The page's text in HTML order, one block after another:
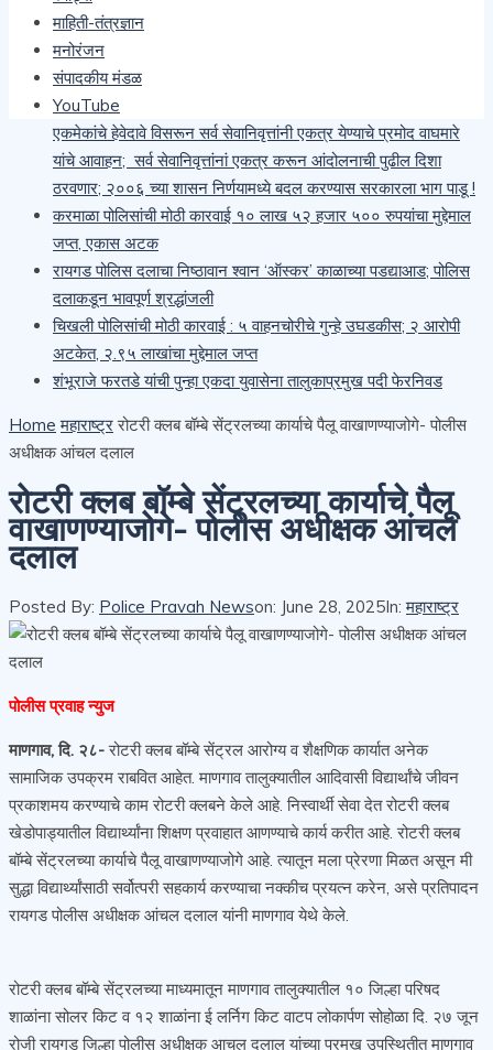
माहिती-तंत्रज्ञान
मनोरंजन
संपादकीय मंडळ
YouTube
खैराच्या सोलीव लाकडाची अवैध वाहतूक करणाऱ्या चौघांवर वनविभागाची
कारवाई
सेवानिवृत्त पोलीस अधिकारी, कर्मचारी यांना आरोग्य योजनेचा लाभ मिळावा
यासाठी प्रमोद वाघमारे यांचा १५ ऑगस्ट पासून महाराष्ट्र दौरा सुरू;
एकमेकांचे हेवेदावे विसरून सर्व सेवानिवृत्तांनी एकत्र येण्याचे प्रमोद वाघमारे
यांचे आवाहन; सर्व सेवानिवृत्तांनां एकत्र करून आंदोलनाची पुढील दिशा
ठरवणार; २००६ च्या शासन निर्णयामध्ये बदल करण्यास सरकारला भाग पाडू !
करमाळा पोलिसांची मोठी कारवाई १० लाख ५२ हजार ५०० रुपयांचा मुद्देमाल
जप्त, एकास अटक
रायगड पोलिस दलाचा निष्ठावान श्वान ‘ऑस्कर’ काळाच्या पडद्याआड; पोलिस
दलाकडून भावपूर्ण श्रद्धांजली
चिखली पोलिसांची मोठी कारवाई : ५ वाहनचोरीचे गुन्हे उघडकीस; २ आरोपी
अटकेत, २.९५ लाखांचा मुद्देमाल जप्त
शंभूराजे फरतडे यांची पुन्हा एकदा युवासेना तालुकाप्रमुख पदी फेरनिवड
Home महाराष्ट्र रोटरी क्लब बॉम्बे सेंट्रलच्या कार्याचे पैलू वाखाणण्याजोगे- पोलीस
अधीक्षक आंचल दलाल
रोटरी क्लब बॉम्बे सेंट्रलच्या कार्याचे पैलू
वाखाणण्याजोगे- पोलीस अधीक्षक आंचल
दलाल
Posted By: Police Pravah Newson: June 28, 2025In:महाराष्ट्र
पोलीस प्रवाह न्युज
माणगाव, दि. २८-रोटरी क्लब बॉम्बे सेंट्रल आरोग्य व शैक्षणिक कार्यात अनेक
सामाजिक उपक्रम राबवित आहेत. माणगाव तालुक्यातील आदिवासी विद्यार्थांचे जीवन
प्रकाशमय करण्याचे काम रोटरी क्लबने केले आहे. निस्वार्थी सेवा देत रोटरी क्लब
खेडोपाड्यातील विद्यार्थ्यांना शिक्षण प्रवाहात आणण्याचे कार्य करीत आहे. रोटरी क्लब
बॉम्बे सेंट्रलच्या कार्याचे पैलू वाखाणण्याजोगे आहे. त्यातून मला प्रेरणा मिळत असून मी
सुद्धा विद्यार्थ्यांसाठी सर्वोत्परी सहकार्य करण्याचा नक्कीच प्रयत्न करेन, असे प्रतिपादन
रायगड पोलीस अधीक्षक आंचल दलाल यांनी माणगाव येथे केले.
रोटरी क्लब बॉम्बे सेंट्रलच्या माध्यमातून माणगाव तालुक्यातील १० जिल्हा परिषद
शाळांना सोलर किट व १२ शाळांना ई लर्निग किट वाटप लोकार्पण सोहोळा दि. २७ जून
रोजी रायगड जिल्हा पोलीस अधीक्षक आचल दलाल यांच्या प्रमुख उपस्थितीत माणगाव